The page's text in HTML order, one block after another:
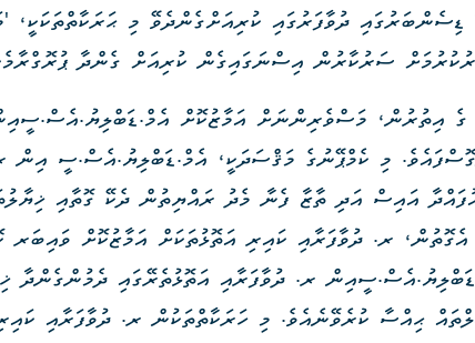
އެމް.ޑަބްލިޔު.އެސް.ސީގެ މުވައްޒަފުން ބައިވެރިވިއެވެ. 12- 13 ޑިސެންބަރުގައި ދުވާފަރުގައި ކުރިއަށްގެންދެވޭ މި
ސަރުކާރުން އިސްނަގައިގެން ކުރިއަށް ގެންދާ
އިތުރުން، މަސްވެރިންނަށް އަމާޒުކޮށް
މި ކެމްޕޭނުގެ މަޤްސަދަކީ، އެމް.ޑަބްލިޔު.އެސް.ސީ އިން
އައިސް އަދި ތާޒާ ފެނާ މެދު ރައްޔިތުން ދެކޭ ގޮތާއި
ރ. ދުވާފަރާއި ކައިރި އަތޮޅުތަކަށް އަމާޒުކޮށް ވައިބަރ
ރ. ދުވާފަރާއި އަތޮޅުތެރޭގައި ދެމުންގެންދާ
ޙިއްސާ ކުރެވޭނެއެވެ. މި ހަރަކާތްތަކުން ރ. ދުވާފަރާއި